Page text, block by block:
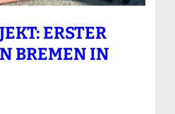
ERSTER
BREMEN IN